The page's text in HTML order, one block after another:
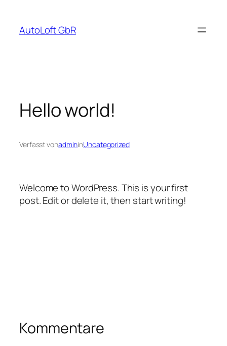
springen
AutoLoft GbR
Hello world!
Verfasst vonadmininUncategorized
Welcome to WordPress. This is your first
post. Edit or delete it, then start writing!
Kommentare